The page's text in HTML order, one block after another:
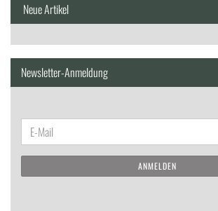
Neue Artikel
Newsletter-Anmeldung
WEITER
ZUR
NEWSLETTER-
ANMELDUNG
E-
Mail
ANMELDEN